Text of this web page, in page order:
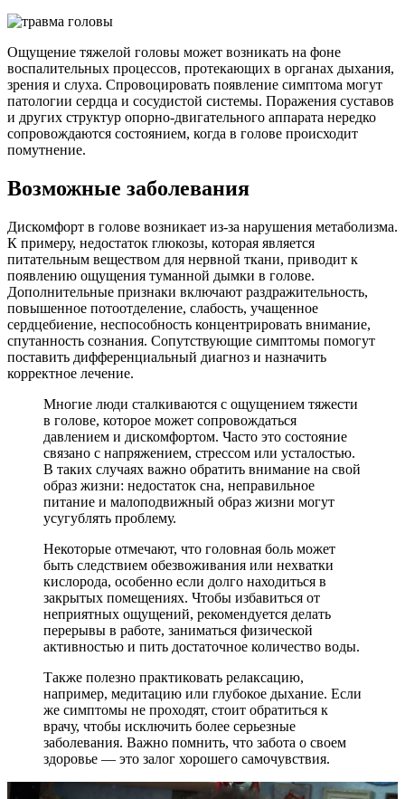
Ощущение тяжелой головы может возникать на фоне
воспалительных процессов, протекающих в органах дыхания,
зрения и слуха. Спровоцировать появление симптома могут
патологии сердца и сосудистой системы. Поражения суставов
и других структур опорно-двигательного аппарата нередко
сопровождаются состоянием, когда в голове происходит
помутнение.
Возможные заболевания
Дискомфорт в голове возникает из-за нарушения метаболизма.
К примеру, недостаток глюкозы, которая является
питательным веществом для нервной ткани, приводит к
появлению ощущения туманной дымки в голове.
Дополнительные признаки включают раздражительность,
повышенное потоотделение, слабость, учащенное
сердцебиение, неспособность концентрировать внимание,
спутанность сознания. Сопутствующие симптомы помогут
поставить дифференциальный диагноз и назначить
корректное лечение.
Многие люди сталкиваются с ощущением тяжести
в голове, которое может сопровождаться
давлением и дискомфортом. Часто это состояние
связано с напряжением, стрессом или усталостью.
В таких случаях важно обратить внимание на свой
образ жизни: недостаток сна, неправильное
питание и малоподвижный образ жизни могут
усугублять проблему.
Некоторые отмечают, что головная боль может
быть следствием обезвоживания или нехватки
кислорода, особенно если долго находиться в
закрытых помещениях. Чтобы избавиться от
неприятных ощущений, рекомендуется делать
перерывы в работе, заниматься физической
активностью и пить достаточное количество воды.
Также полезно практиковать релаксацию,
например, медитацию или глубокое дыхание. Если
же симптомы не проходят, стоит обратиться к
врачу, чтобы исключить более серьезные
заболевания. Важно помнить, что забота о своем
здоровье — это залог хорошего самочувствия.